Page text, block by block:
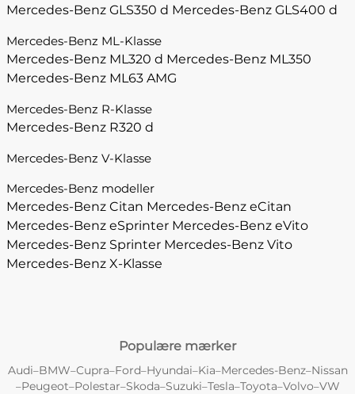
Mercedes-Benz GLS350 d Mercedes-Benz GLS400 d
Mercedes-Benz ML-Klasse
Mercedes-Benz ML320 d Mercedes-Benz ML350
Mercedes-Benz ML63 AMG
Mercedes-Benz R-Klasse
Mercedes-Benz R320 d
Mercedes-Benz V-Klasse
Mercedes-Benz modeller
Mercedes-Benz Citan Mercedes-Benz eCitan
Mercedes-Benz eSprinter Mercedes-Benz eVito
Mercedes-Benz Sprinter Mercedes-Benz Vito
Mercedes-Benz X-Klasse
Populære mærker
Audi–BMW–Cupra–Ford–Hyundai–Kia–Mercedes-Benz–Nissan
–Peugeot–Polestar–Skoda–Suzuki–Tesla–Toyota–Volvo–VW